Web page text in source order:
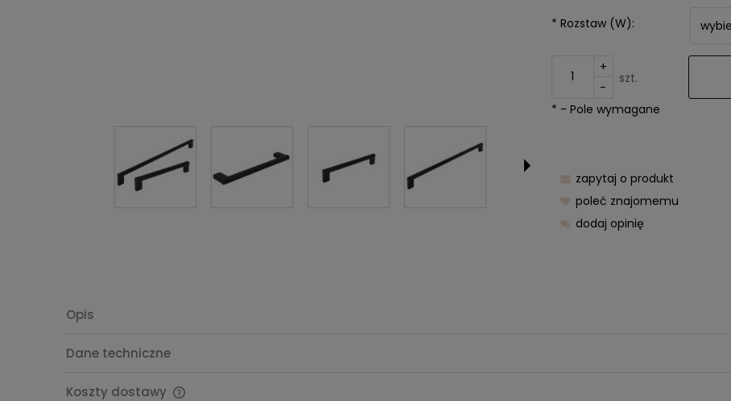
* Rozstaw (W):
+
-
szt.
* - Pole wymagane
zapytaj o produkt
poleć znajomemu
dodaj opinię
Opis
Dane techniczne
Koszty dostawy